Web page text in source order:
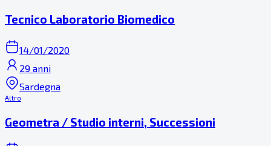
Tecnico Laboratorio Biomedico
14/01/2020
29 anni
Sardegna
Altro
Geometra / Studio interni, Successioni